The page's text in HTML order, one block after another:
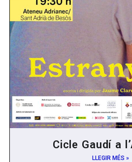
Cicle Gaudí a
LLEGIR MÉS »